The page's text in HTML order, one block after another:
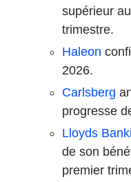
supérieur
trimestre.
Haleon
2026.
Carlsberg
progresse
Lloyds
de son
premier